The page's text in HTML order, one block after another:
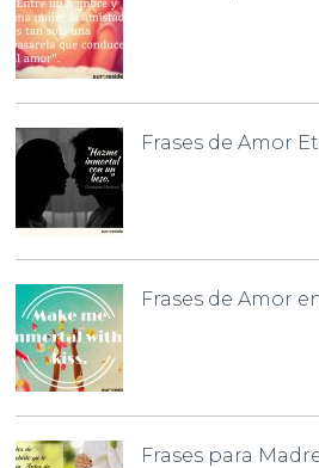
Frases de Amor
Frases de Amor
Frases para